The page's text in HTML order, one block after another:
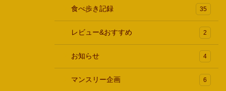
食べ歩き記録 35
レビュー&おすすめ 2
お知らせ 4
マンスリー企画 6